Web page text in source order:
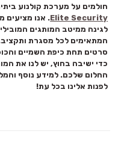
חולמים על מערכת קולנוע
Elite Security. אנו מציעים
לגינה ממיטב המותגים
המתאימים לכל מסגרת
סרטים תחת כיפת השמיים
כדי ישיבה בחוץ, יש לנו את
החלום שלכם. למידע נוסף
לפנות אלינו בכל עת!